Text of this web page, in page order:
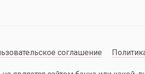
соглашение